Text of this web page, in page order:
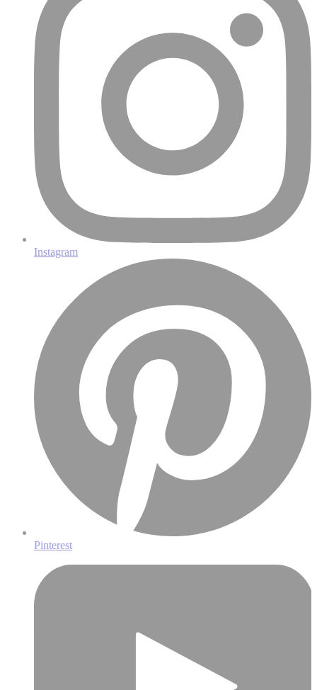
Instagram
Pinterest